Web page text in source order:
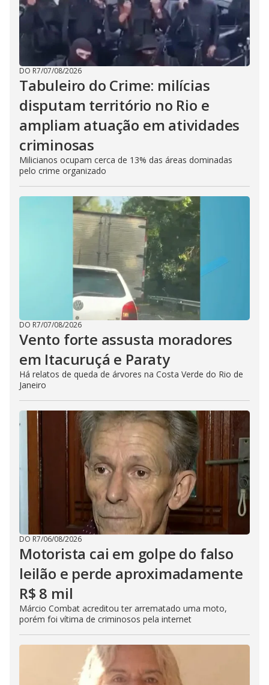
DO R7/07/08/2026
Tabuleiro do Crime: milícias
disputam território no Rio e
ampliam atuação em atividades
criminosas
Milicianos ocupam cerca de 13% das áreas dominadas
pelo crime organizado
DO R7/07/08/2026
Vento forte assusta moradores
em Itacuruçá e Paraty
Há relatos de queda de árvores na Costa Verde do Rio de
Janeiro
DO R7/06/08/2026
Motorista cai em golpe do falso
leilão e perde aproximadamente
R$ 8 mil
Márcio Combat acreditou ter arrematado uma moto,
porém foi vítima de criminosos pela internet